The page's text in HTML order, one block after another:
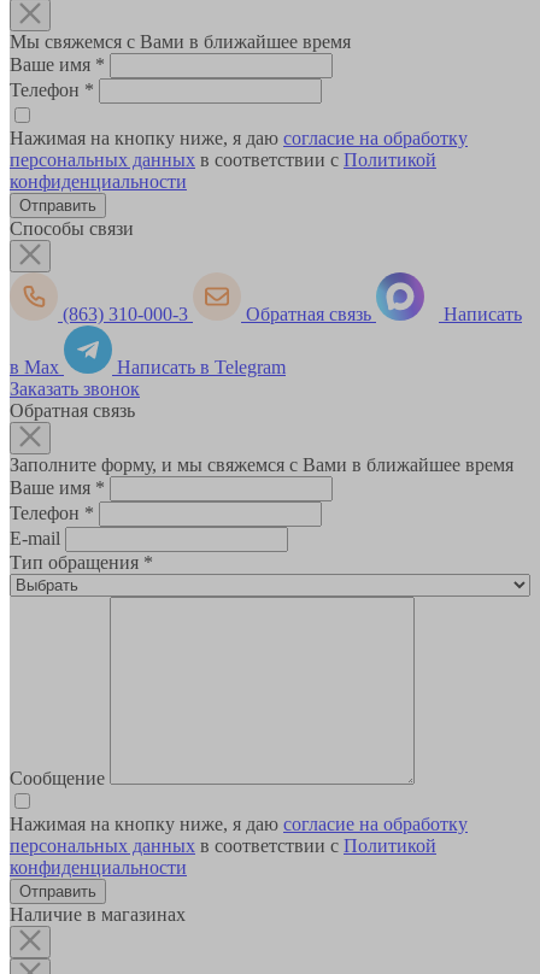
Мы свяжемся с Вами в ближайшее время
Ваше имя *
Телефон *
Нажимая на кнопку ниже, я даю согласие на обработку
персональных данных в соответствии с Политикой
конфиденциальности
Способы связи
(863) 310-000-3 Обратная связь Написать
в Max
Написать в Telegram
Заказать звонок
Обратная связь
Заполните форму, и мы свяжемся с Вами в ближайшее время
Ваше имя *
Телефон *
E-mail
Тип обращения *
Сообщение
Нажимая на кнопку ниже, я даю согласие на обработку
персональных данных в соответствии с Политикой
конфиденциальности
Наличие в магазинах